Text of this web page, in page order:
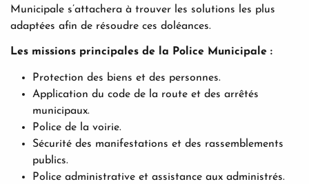
Municipale s’attachera à trouver les solutions les plus
adaptées afin de résoudre ces doléances.
Les missions principales de la Police Municipale :
Protection des biens et des personnes.
Application du code de la route et des arrêtés
municipaux.
Police de la voirie.
Sécurité des manifestations et des rassemblements
publics.
Police administrative et assistance aux administrés.